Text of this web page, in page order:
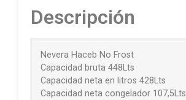
Descripción
Nevera Haceb No Frost
Capacidad bruta 448Lts
Capacidad neta en litros 428Lts
Capacidad neta congelador 107,5Lts